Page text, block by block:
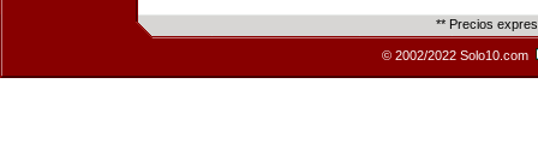
** Precios
© 2002/2022 Solo10.com